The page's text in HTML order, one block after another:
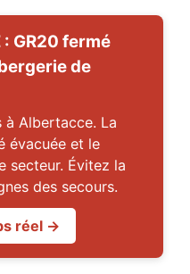
: GR20 fermé
de
à Albertacce. La
évacuée et le
secteur. Évitez la
des secours.
réel →